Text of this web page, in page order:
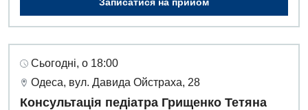
Андрологія
Терапевтичне відділення
Травматологічне відділення
Урологічне відділення
Хірургічне відділення
Сьогодні, о 18:00
Одеса, вул. Давида Ойстраха, 28
Консультація педіатра Грищенко Тетяна